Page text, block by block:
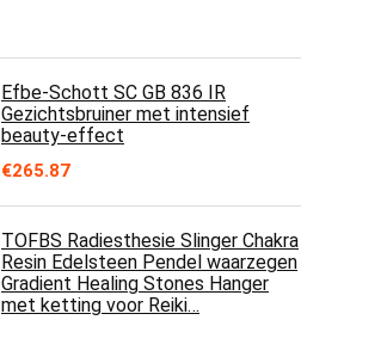
Efbe-Schott SC GB 836 IR
Gezichtsbruiner met intensief
beauty-effect
€265.87
TOFBS Radiesthesie Slinger Chakra
Resin Edelsteen Pendel waarzegen
Gradient Healing Stones Hanger
met ketting voor Reiki…